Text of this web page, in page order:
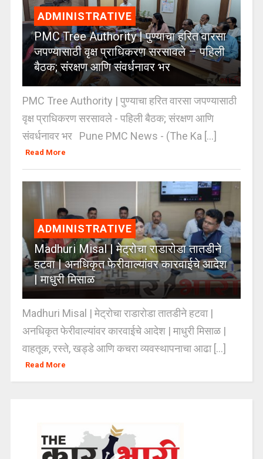
ADMINISTRATIVE
PMC Tree Authority | पुण्याचा हरित वारसा
जपण्यासाठी वृक्ष प्राधिकरण सरसावले – पहिली
बैठक; संरक्षण आणि संवर्धनावर भर
PMC Tree Authority | पुण्याचा हरित वारसा जपण्यासाठी
वृक्ष प्राधिकरण सरसावले - पहिली बैठक; संरक्षण आणि
संवर्धनावर भर Pune PMC News - (The Ka [...]
Read More
ADMINISTRATIVE
Madhuri Misal | मेट्रोचा राडारोडा तातडीने
हटवा | अनधिकृत फेरीवाल्यांवर कारवाईचे आदेश
| माधुरी मिसाळ
Madhuri Misal | मेट्रोचा राडारोडा तातडीने हटवा |
अनधिकृत फेरीवाल्यांवर कारवाईचे आदेश | माधुरी मिसाळ |
वाहतूक, रस्ते, खड्डे आणि कचरा व्यवस्थापनाचा आढा [...]
Read More